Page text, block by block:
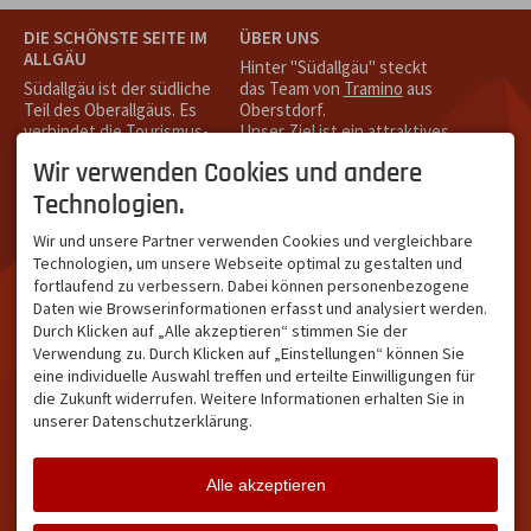
DIE SCHÖNSTE SEITE IM
ALLGÄU
Südallgäu ist der südliche
Teil des Oberallgäus. Es
verbindet die Tourismus-
Bad Hindelang und
Kleinwalsertal und beliebte
Urlaubsziele wie die
Hörnerdörfer, Alpsee-
Grünten, Oberstaufen oder
Wertach im Allgäu.
ÜBER UNS
Hinter "Südallgäu" steckt
das Team von Tramino aus
Oberstdorf.
Unser Ziel ist ein attraktives
welches für Gäste und
starke Plattform bietet.
NETZWERK & REICHWEITE
ca. 36.700 Abos bei
Facebook
ca. 18.400 Abos bei
Instagram
Wir verwenden Cookies und andere
Technologien.
Wir und unsere Partner verwenden Cookies und vergleichbare
Technologien, um unsere Webseite optimal zu gestalten und
fortlaufend zu verbessern. Dabei können personenbezogene
Daten wie Browserinformationen erfasst und analysiert werden.
Durch Klicken auf „Alle akzeptieren“ stimmen Sie der
Verwendung zu. Durch Klicken auf „Einstellungen“ können Sie
eine individuelle Auswahl treffen und erteilte Einwilligungen für
die Zukunft widerrufen. Weitere Informationen erhalten Sie in
unserer Datenschutzerklärung.
Alle akzeptieren